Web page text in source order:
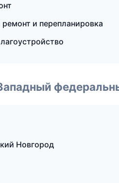
и перепланировка
Новгород